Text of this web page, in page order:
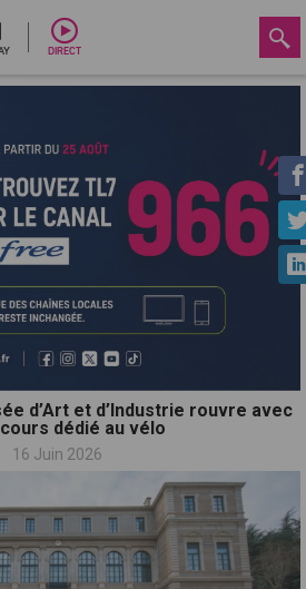
DIRECT
d’Art et d’Industrie rouvre avec
dédié au vélo
16 Juin 2026